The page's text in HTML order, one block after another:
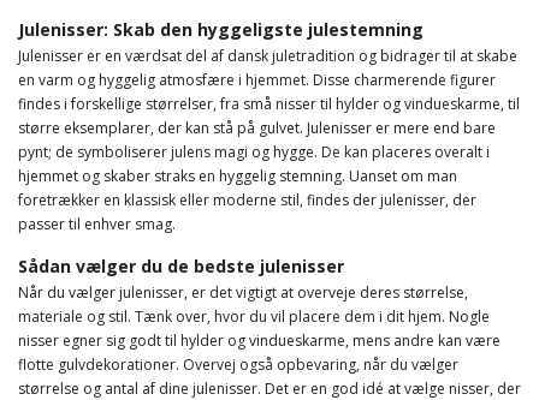
Julenisser: Skab den hyggeligste julestemning
Julenisser er en værdsat del af dansk juletradition og bidrager til at skabe
en varm og hyggelig atmosfære i hjemmet. Disse charmerende figurer
findes i forskellige størrelser, fra små nisser til hylder og vindueskarme, til
større eksemplarer, der kan stå på gulvet. Julenisser er mere end bare
pynt; de symboliserer julens magi og hygge. De kan placeres overalt i
hjemmet og skaber straks en hyggelig stemning. Uanset om man
foretrækker en klassisk eller moderne stil, findes der julenisser, der
passer til enhver smag.
Sådan vælger du de bedste julenisser
Når du vælger julenisser, er det vigtigt at overveje deres størrelse,
materiale og stil. Tænk over, hvor du vil placere dem i dit hjem. Nogle
nisser egner sig godt til hylder og vindueskarme, mens andre kan være
flotte gulvdekorationer. Overvej også opbevaring, når du vælger
størrelse og antal af dine julenisser. Det er en god idé at vælge nisser, der